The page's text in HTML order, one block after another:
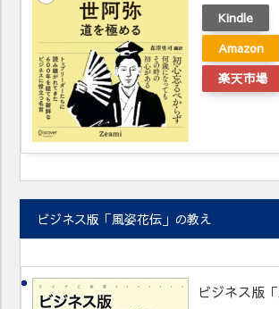
Kindle
Amazon
楽天市場
ビジネス版「風姿花伝」の教え
ビジネス版